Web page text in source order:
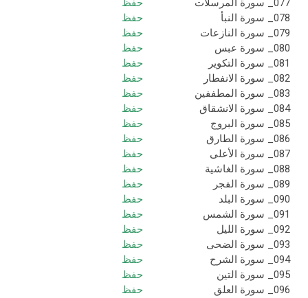
077_ سورة المرسلات
حفظ
078_ سورة النبأ
حفظ
079_ سورة النازعات
حفظ
080_ سورة عبس
حفظ
081_ سورة التكوير
حفظ
082_ سورة الانفطار
حفظ
083_ سورة المطففين
حفظ
084_ سورة الانشقاق
حفظ
085_ سورة البروج
حفظ
086_ سورة الطارق
حفظ
087_ سورة الأعلى
حفظ
088_ سورة الغاشية
حفظ
089_ سورة الفجر
حفظ
090_ سورة البلد
حفظ
091_ سورة الشمس
حفظ
092_ سورة الليل
حفظ
093_ سورة الضحى
حفظ
094_ سورة الشرح
حفظ
095_ سورة التين
حفظ
096_ سورة العلق
حفظ